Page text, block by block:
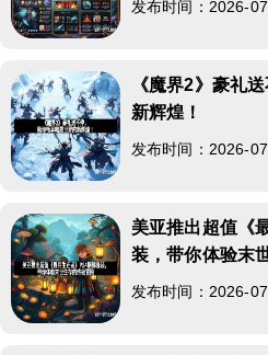
发布时间：2026-
《魔界2》豪礼
新辉煌！
发布时间：2026-
美亚推出超值《
装，带你体验末
发布时间：2026-